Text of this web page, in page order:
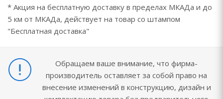
* Акция на бесплатную доставку в пределах МКАДа и до
5 км от МКАДа, действует на товар со штампом
"Бесплатная доставка"
Обращаем ваше внимание, что фирма-
производитель оставляет за собой право на
внесение изменений в конструкцию, дизайн и